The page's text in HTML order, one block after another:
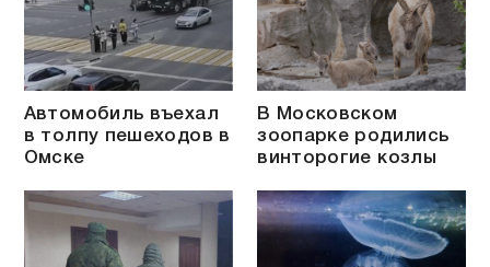
Автомобиль въехал
в толпу пешеходов в
Омске
В Московском
зоопарке родились
винторогие козлы